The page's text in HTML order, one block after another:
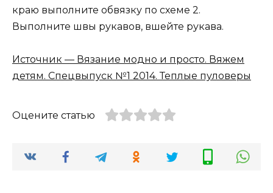
краю выполните обвязку по схеме 2.
Выполните швы рукавов, вшейте рукава.
Источник — Вязание модно и просто. Вяжем
детям. Спецвыпуск №1 2014. Теплые пуловеры
Оцените статью